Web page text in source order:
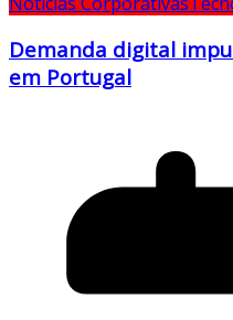
Demanda digital
em Portugal